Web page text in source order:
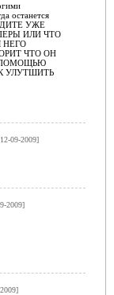
останется
УЖЕ
ИЛИ ЧТО
НЕГО
ЧТО ОН
ПОМОЩЬЮ
УЛУТШИТЬ
09-2009]
2009]